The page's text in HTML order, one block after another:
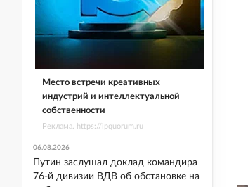
Место встречи креативных
индустрий и интеллектуальной
собственности
Реклама. https://ipquorum.ru
06.08.2026
Путин заслушал доклад командира
76-й дивизии ВДВ об обстановке на